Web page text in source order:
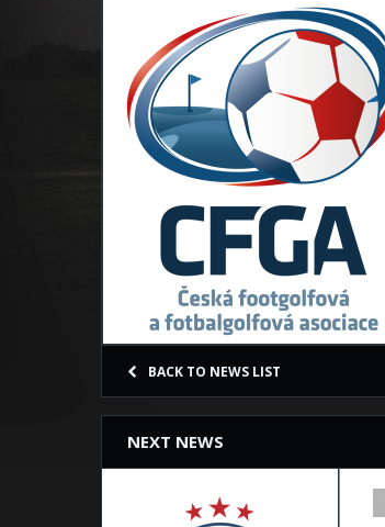
BACK TO NEWS LIST
NEXT NEWS